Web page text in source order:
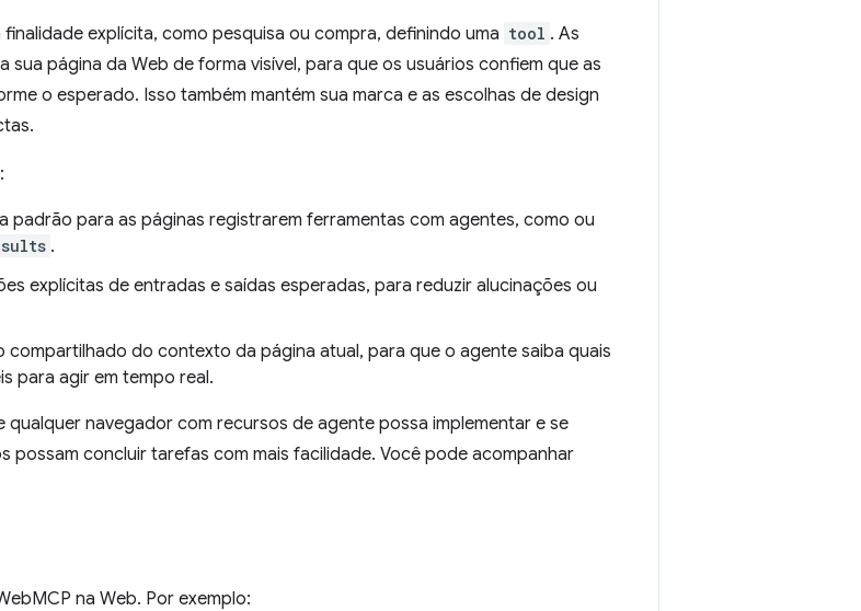
explícita, como pesquisa ou compra, definindo uma tool . As
sua página da Web de forma visível, para que os usuários confiem que as
o esperado. Isso também mantém sua marca e as escolhas de design
padrão para as páginas registrarem ferramentas com agentes, como ou
.
explícitas de entradas e saídas esperadas, para reduzir alucinações ou
compartilhado do contexto da página atual, para que o agente saiba quais
para agir em tempo real.
qualquer navegador com recursos de agente possa implementar e se
possam concluir tarefas com mais facilidade. Você pode acompanhar
na Web. Por exemplo: